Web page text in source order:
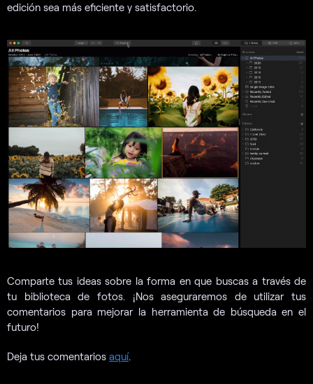
edición sea más eficiente y satisfactorio.
Comparte tus ideas sobre la forma en que buscas a través de
tu biblioteca de fotos. ¡Nos aseguraremos de utilizar tus
comentarios para mejorar la herramienta de búsqueda en el
futuro!
Deja tus comentarios aquí.